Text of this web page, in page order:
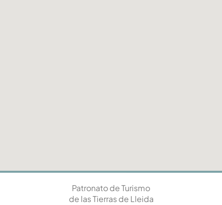
Patronato de Turismo
de las Tierras de Lleida